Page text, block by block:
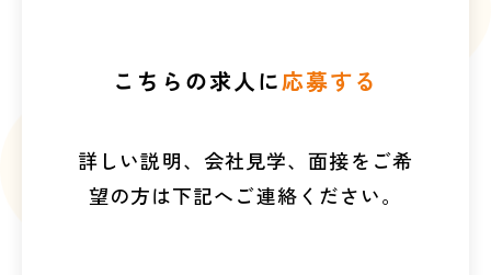
こちらの求人に応募する
詳しい説明、会社見学、面接をご希
望の方は下記へご連絡ください。